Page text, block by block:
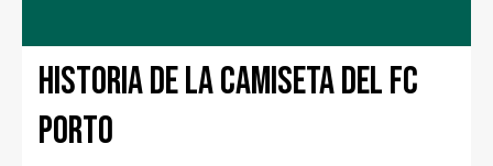
Historia de la camiseta del FC
Porto